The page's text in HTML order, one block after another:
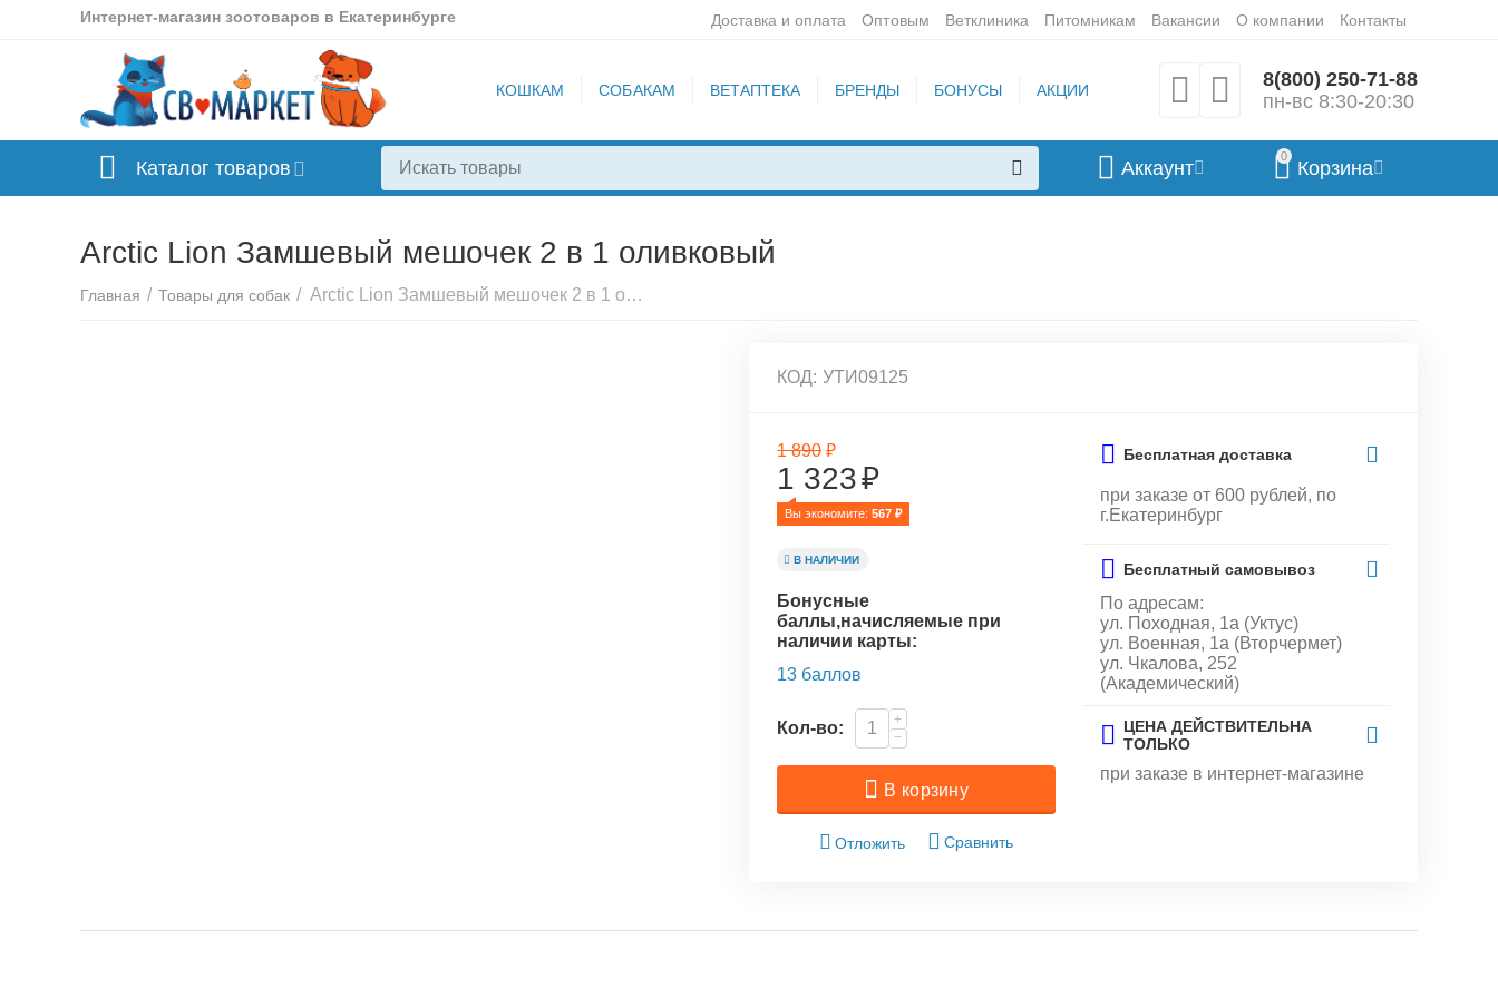
Интернет-магазин зоотоваров в Екатеринбурге Доставка и оплата Оптовым Ветклиника Питомникам Вакансии О компании Контакты
КОШКАМ СОБАКАМ ВЕТАПТЕКА БРЕНДЫ БОНУСЫ АКЦИИ
8(800) 250-71-88
пн-вс 8:30-20:30
Каталог товаров
0
Корзина
Аккаунт
Arctic Lion Замшевый мешочек 2 в 1 оливковый
Главная / Товары для собак / Arctic Lion Замшевый мешочек 2 в 1 оливковый
КОД: УТИ09125
1 890 ₽
1 323₽
Вы экономите: 567 ₽
В НАЛИЧИИ
Бонусные
баллы,начисляемые при
наличии карты:
13 баллов
Кол-во:
+
−
В корзину
Отложить Сравнить
Бесплатная доставка
при заказе от 600 рублей, по
г.Екатеринбург
Бесплатный самовывоз
По адресам:
ул. Походная, 1а (Уктус)
ул. Военная, 1а (Вторчермет)
ул. Чкалова, 252
(Академический)
ЦЕНА ДЕЙСТВИТЕЛЬНА
ТОЛЬКО
при заказе в интернет-магазине